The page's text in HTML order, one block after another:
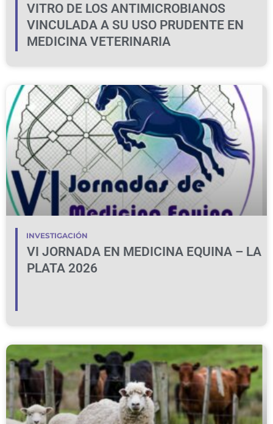
VITRO DE LOS ANTIMICROBIANOS
VINCULADA A SU USO PRUDENTE EN
MEDICINA VETERINARIA
INVESTIGACIÓN
VI JORNADA EN MEDICINA EQUINA – LA
PLATA 2026